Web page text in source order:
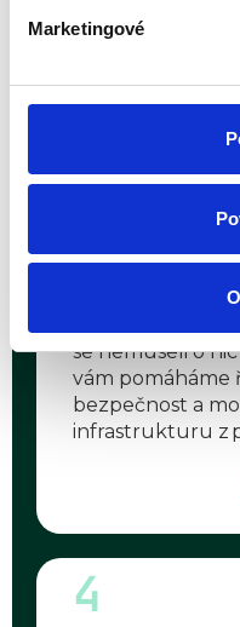
Marketingové
zavedeme
se nemuseli o
vám
bezpečnost a
infrastrukturu z
4